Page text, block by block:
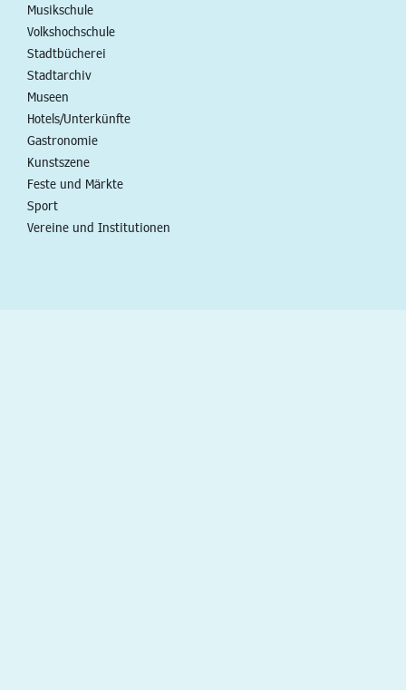
Musikschule
Volkshochschule
Stadtbücherei
Stadtarchiv
Museen
Hotels/Unterkünfte
Gastronomie
Kunstszene
Feste und Märkte
Sport
Vereine und Institutionen